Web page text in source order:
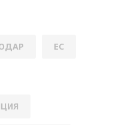
ЕС